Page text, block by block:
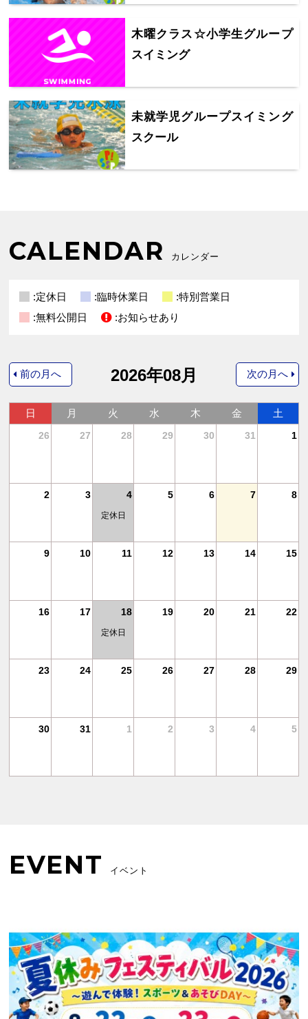
木曜クラス☆小学生グループ
スイミング
未就学児グループスイミング
スクール
CALENDAR カレンダー
:定休日 :臨時休業日
:特別営業日
:無料公開日
:お知らせあり
前の月へ 2026年08月
日 月 火 水 木 金 土
26 27 28 29 30 31 1
2 3 4 5 6 7 8
定休日
9 10 11 12 13 14 15
16 17 18 19 20 21 22
定休日
23 24 25 26 27 28 29
30 31 1 2 3 4 5
次の月へ
EVENT イベント